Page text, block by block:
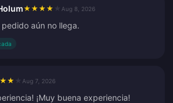
★ ★ ★ ★ Aug 8, 2026
aún no llega.
★ ★ Aug 7, 2026
¡Muy buena experiencia!